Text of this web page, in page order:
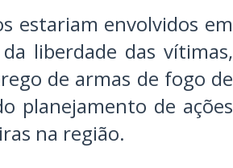
estariam envolvidos em
liberdade das vítimas,
de armas de fogo de
planejamento de ações
na região.